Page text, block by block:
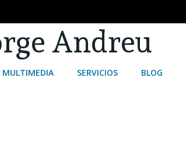
Andreu
MULTIMEDIA SERVICIOS BLOG